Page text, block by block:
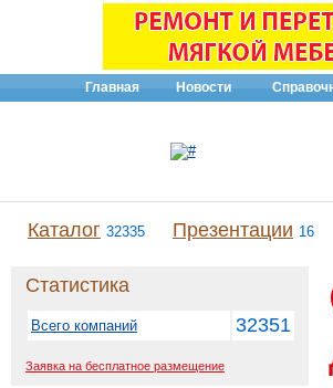
Главная Новости
Каталог 32335 Презентации 16
Статистика
Всего компаний 32351
Заявка на бесплатное размещение